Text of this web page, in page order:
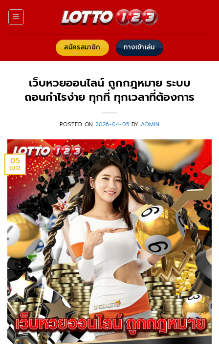
สมัครสมาชิก ทางเข้าเล่น
เว็บหวยออนไลน์ ถูกกฎหมาย ระบบ
ถอนกำไรง่าย ทุกที่ ทุกเวลาที่ต้องการ
POSTED ON2026-04-05 BYADMIN
05
เม.ย.